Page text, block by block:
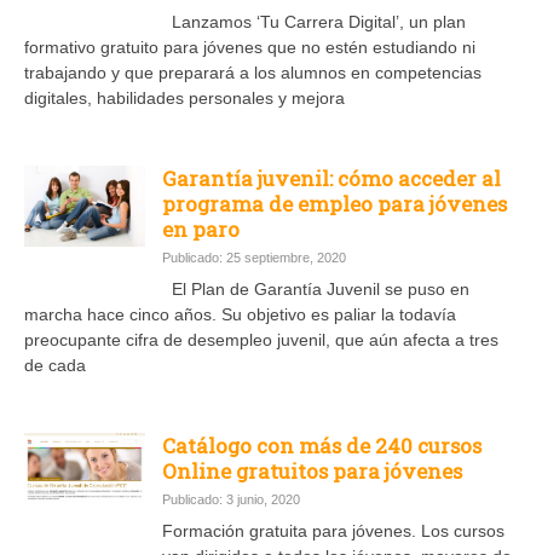
Lanzamos ‘Tu Carrera Digital’, un plan
formativo gratuito para jóvenes que no estén estudiando ni
trabajando y que preparará a los alumnos en competencias
digitales, habilidades personales y mejora
Garantía juvenil: cómo acceder al
programa de empleo para jóvenes
en paro
Publicado: 25 septiembre, 2020
El Plan de Garantía Juvenil se puso en
marcha hace cinco años. Su objetivo es paliar la todavía
preocupante cifra de desempleo juvenil, que aún afecta a tres
de cada
Catálogo con más de 240 cursos
Online gratuitos para jóvenes
Publicado: 3 junio, 2020
Formación gratuita para jóvenes. Los cursos